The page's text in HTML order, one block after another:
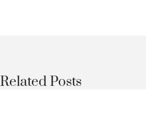
Related Posts